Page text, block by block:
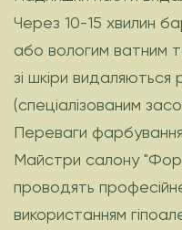
Через 10-15 хвилин
або вологим ватним
зі шкіри
(спеціалізованим
Переваги фарбування
Майстри салону
проводять
використанням